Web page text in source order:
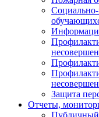
Социально-
Защита
Отчеты,